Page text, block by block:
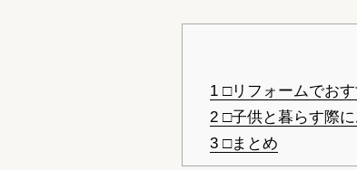
1 □リフォームでお
2 □子供と暮らす際
3 □まとめ